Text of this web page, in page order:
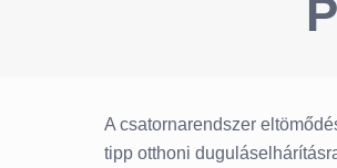
A csatornarendszer
tipp otthoni